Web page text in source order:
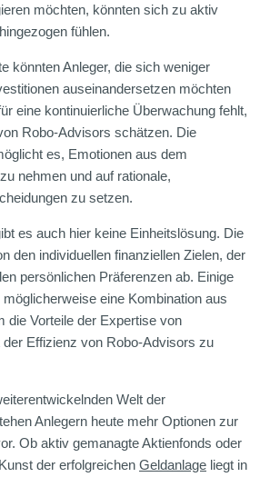
möchten, könnten sich zu aktiv
fühlen.
könnten Anleger, die sich weniger
auseinandersetzen möchten
eine kontinuierliche Überwachung fehlt,
Robo-Advisors schätzen. Die
es, Emotionen aus dem
nehmen und auf rationale,
zu setzen.
es auch hier keine Einheitslösung. Die
den individuellen finanziellen Zielen, der
persönlichen Präferenzen ab. Einige
eine Kombination aus
die Vorteile der Expertise von
Effizienz von Robo-Advisors zu
Welt der
Anlegern heute mehr Optionen zur
Ob aktiv gemanagte Aktienfonds oder
der erfolgreichen Geldanlage liegt in